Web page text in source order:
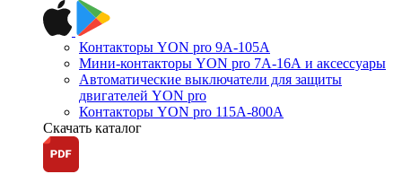
Контакторы YON pro 9А-105А
Мини-контакторы YON pro 7А-16А и аксессуары
Автоматические выключатели для защиты
двигателей YON pro
Контакторы YON pro 115А-800А
Скачать каталог